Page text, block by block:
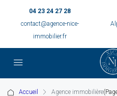
04 23 24 27 28
contact@agence-nice-
immobilier.fr
Accueil Agence immobilière